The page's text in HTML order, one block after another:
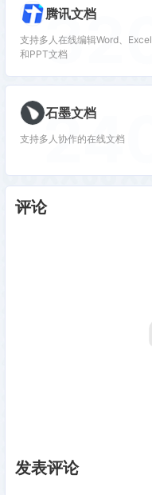
腾讯文档
支持多人在线编辑Word、Excel
和PPT文档320
石墨文档
支持多人协作的在线文档
240
评论
发表评论